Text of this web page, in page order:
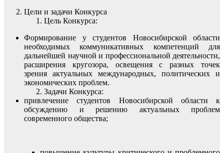
Цели и задачи Конкурса
Цель Конкурса:
Формирование у студентов Новосибирской области
необходимых коммуникативных компетенций для
дальнейшей научной и профессиональной деятельности,
расширения кругозора, освещения с разных точек
зрения актуальных международных, политических и
экономических проблем.
Задачи Конкурса:
привлечение студентов Новосибирской области к
обсуждению и решению актуальных проблем
современного общества;